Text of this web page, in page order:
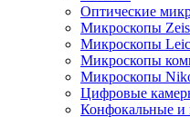
Оптические
Микроскопы
Микроскопы
Микроскопы
Микроскопы
Цифровые
Конфокальные и